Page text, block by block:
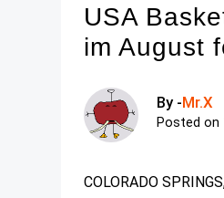
USA
im August
By -Mr.X
Posted on
COLORADO